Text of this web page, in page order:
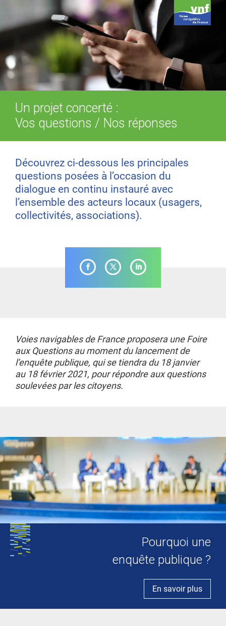
Un projet concerté :
Vos questions / Nos réponses
Découvrez ci-dessous les principales
questions posées à l’occasion du
dialogue en continu instauré avec
l’ensemble des acteurs locaux (usagers,
collectivités, associations).
Voies navigables de France proposera une Foire
aux Questions au moment du lancement de
l’enquête publique, qui se tiendra du 18 janvier
au 18 février 2021, pour répondre aux questions
soulevées par les citoyens.
Pourquoi une
enquête publique ?
En savoir plus